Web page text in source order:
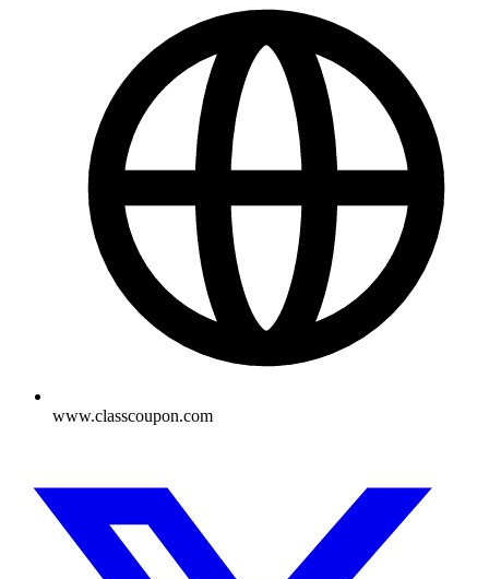
www.classcoupon.com